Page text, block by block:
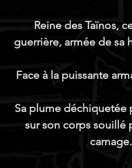
Reine des Taïnos,
guerrière, armée de sa
Face à la puissante
Sa plume déchiquetée
sur son corps souillé
carnage.